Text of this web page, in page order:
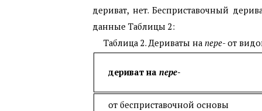
дериват, нет. Бесприставочный
данные Таблицы 2:
Таблица 2. Дериваты на пере- от
дериват на пере-
от бесприставочной основы